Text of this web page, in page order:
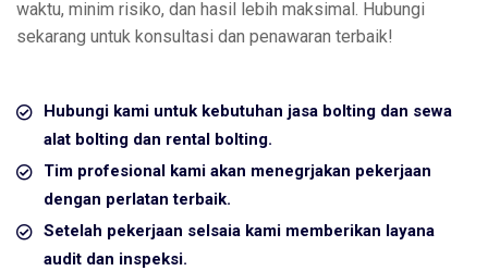
waktu, minim risiko, dan hasil lebih maksimal. Hubungi
sekarang untuk konsultasi dan penawaran terbaik!
Hubungi kami untuk kebutuhan jasa bolting dan sewa
alat bolting dan rental bolting.
Tim profesional kami akan menegrjakan pekerjaan
dengan perlatan terbaik.
Setelah pekerjaan selsaia kami memberikan layana
audit dan inspeksi.